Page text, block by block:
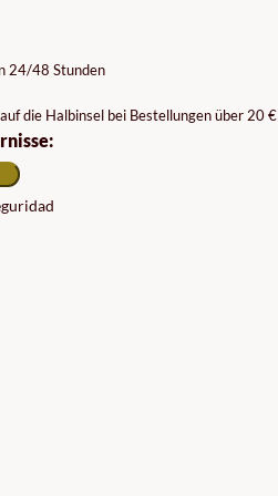
24/48 Stunden
die Halbinsel bei Bestellungen über 20 €